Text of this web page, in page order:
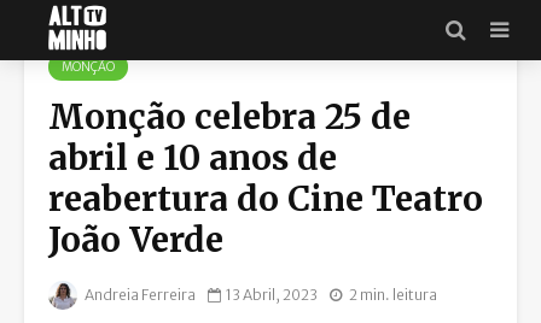
MUNICÍPIO DE MONÇÃO
MONÇÃO
Monção celebra 25 de
abril e 10 anos de
reabertura do Cine Teatro
João Verde
Andreia Ferreira 13 Abril, 2023 2 min. leitura